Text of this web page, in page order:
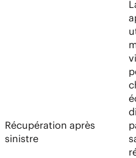
Récupération après
sinistre